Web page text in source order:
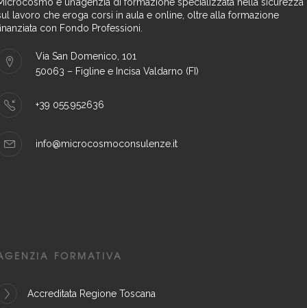
lavoro che eroga corsi in aula e online, oltre alla formazione
con Fondo Professioni.
Via San Domenico, 101
50063 – Figline e Incisa Valdarno (FI)
+39 055.952636
info@microcosmoconsulenze.it
FORMATIVA
Accreditata Regione Toscana